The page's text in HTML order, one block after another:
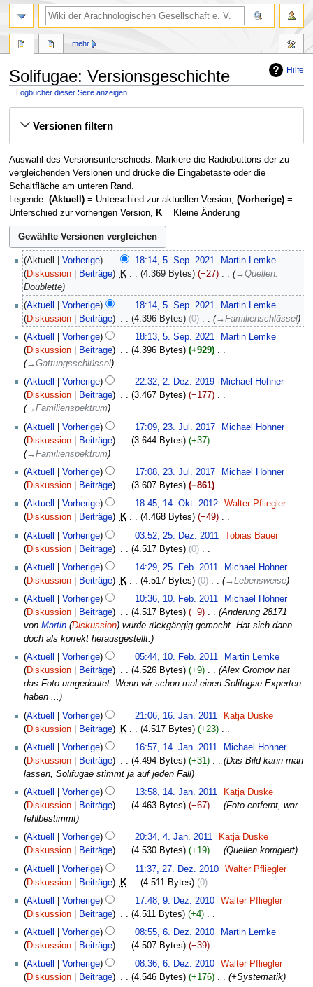
Hilfe
Solifugae: Versionsgeschichte
Logbücher dieser Seite anzeigen
Navigation
SucheVersionen filtern
Auswahl des Versionsunterschieds: Markiere die Radiobuttons der zu
vergleichenden Versionen und drücke die Eingabetaste oder die
Schaltfläche am unteren Rand.
Legende: (Aktuell)= Unterschied zur aktuellen Version, (Vorherige)=
Unterschied zur vorherigen Version, K= Kleine Änderung
September
2021
Aktuell Vorherige 18:14, 5. Sep. 2021
Martin Lemke
Diskussion
Beiträge K 4.369 Bytes −27 ‎ →Quellen:
Doublette
Aktuell
Vorherige 18:14, 5. Sep. 2021
Martin Lemke
Diskussion
Beiträge 4.396 Bytes 0 ‎ →Familienschlüssel
Aktuell
Vorherige 18:13, 5. Sep. 2021
Martin Lemke
Diskussion
Beiträge 4.396 Bytes +929 ‎
→Gattungsschlüssel
2.
Dezember
2019
Aktuell Vorherige 22:32, 2. Dez. 2019
Michael Hohner
Diskussion
Beiträge 3.467 Bytes −177 ‎
→Familienspektrum
Juli
2017
Aktuell Vorherige 17:09, 23. Jul. 2017
Michael Hohner
Diskussion
Beiträge 3.644 Bytes +37 ‎
→Familienspektrum
Aktuell
Vorherige 17:08, 23. Jul. 2017
Michael Hohner
Diskussion
Beiträge 3.607 Bytes −861 ‎
K
e
n
e
B
e
r
b
e
i
t
u
n
g
s
z
s
a
m
m
e
n
f
a
s
s
u
n
g
14.
Oktober
Aktuell Vorherige 18:45, 14. Okt. 2012
Walter Pfliegler
Diskussion
Beiträge K 4.468 Bytes −49 ‎
K
e
n
e
B
e
a
r
e
i
t
u
n
g
s
z
u
a
m
m
e
n
a
s
s
u
n
g
Dezember
2011
Aktuell Vorherige 03:52, 25. Dez. 2011
Tobias Bauer
Diskussion
Beiträge 4.517 Bytes 0 ‎
K
e
n
e
B
e
a
r
b
e
t
u
n
g
s
z
u
s
m
m
e
n
a
s
s
u
n
g
Februar
Aktuell Vorherige 14:29, 25. Feb. 2011
Michael Hohner
Diskussion
Beiträge K 4.517 Bytes 0 ‎ →Lebensweise
Februar
2011
Aktuell Vorherige 10:36, 10. Feb. 2011
Michael Hohner
Diskussion
Beiträge 4.517 Bytes −9 ‎
Änderung 28171
von Martin (Diskussion) wurde rückgängig gemacht. Hat sich dann
doch als korrekt herausgestellt.
Aktuell
Vorherige 05:44, 10. Feb. 2011
Martin Lemke
Diskussion
Beiträge 4.526 Bytes +9 ‎
Alex Gromov hat
das Foto umgedeutet. Wenn wir schon mal einen Solifugae-Experten
haben ...
Januar
Aktuell Vorherige 21:06, 16. Jan. 2011
Katja Duske
Diskussion
Beiträge K 4.517 Bytes +23 ‎
K
e
e
B
e
a
r
e
i
t
u
n
g
z
u
Januar
2011
Aktuell Vorherige 16:57, 14. Jan. 2011
Michael Hohner
Diskussion
Beiträge 4.494 Bytes +31 ‎
Das Bild kann man
lassen, Solifugae stimmt ja auf jeden Fall
Aktuell
Vorherige 13:58, 14. Jan. 2011
Katja Duske
Diskussion
Beiträge 4.463 Bytes −67 ‎
Foto entfernt, war
fehlbestimmt
4.
Januar
Aktuell Vorherige 20:34, 4. Jan. 2011
Katja Duske
Diskussion
Beiträge 4.530 Bytes +19 ‎ Quellen korrigiert
Dezember
Aktuell Vorherige 11:37, 27. Dez. 2010
Walter Pfliegler
Diskussion
Beiträge K 4.511 Bytes 0 ‎
K
e
n
e
B
e
Dezember
Aktuell Vorherige 17:48, 9. Dez. 2010
Walter Pfliegler
Diskussion
Beiträge 4.511 Bytes +4 ‎
K
e
n
e
6.
Dezember
Aktuell Vorherige 08:55, 6. Dez. 2010
Martin Lemke
Diskussion
Beiträge 4.507 Bytes −39 ‎
K
e
Aktuell Vorherige 08:36, 6. Dez. 2010
Walter Pfliegler
Diskussion
Beiträge 4.546 Bytes +176 ‎ +Systematik
mehr